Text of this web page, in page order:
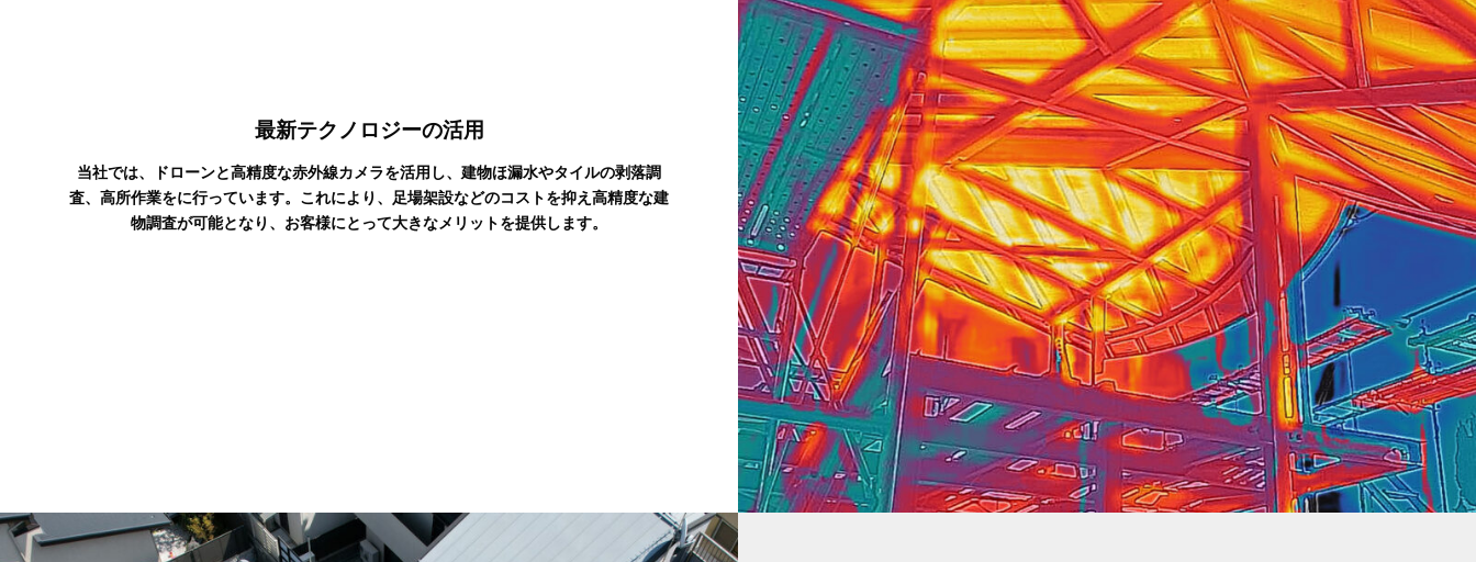
最新テクノロジーの活用
当社では、ドローンと高精度な赤外線カメラを活用し、建物ほ漏水やタイルの剥落調
査、高所作業をに行っています。これにより、足場架設などのコストを抑え高精度な建
物調査が可能となり、お客様にとって大きなメリットを提供します。